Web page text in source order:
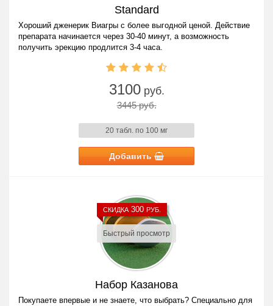
Standard
Хороший дженерик Виагры с более выгодной ценой. Действие
препарата начинается через 30-40 минут, а возможность
получить эрекцию продлится 3-4 часа.
3100руб.
3445 руб.
20 табл. по 100 мг
Добавить
Быстрый просмотр
СКИДКА300 РУБ.
Набор Казанова
Покупаете впервые и не знаете, что выбрать? Специально для